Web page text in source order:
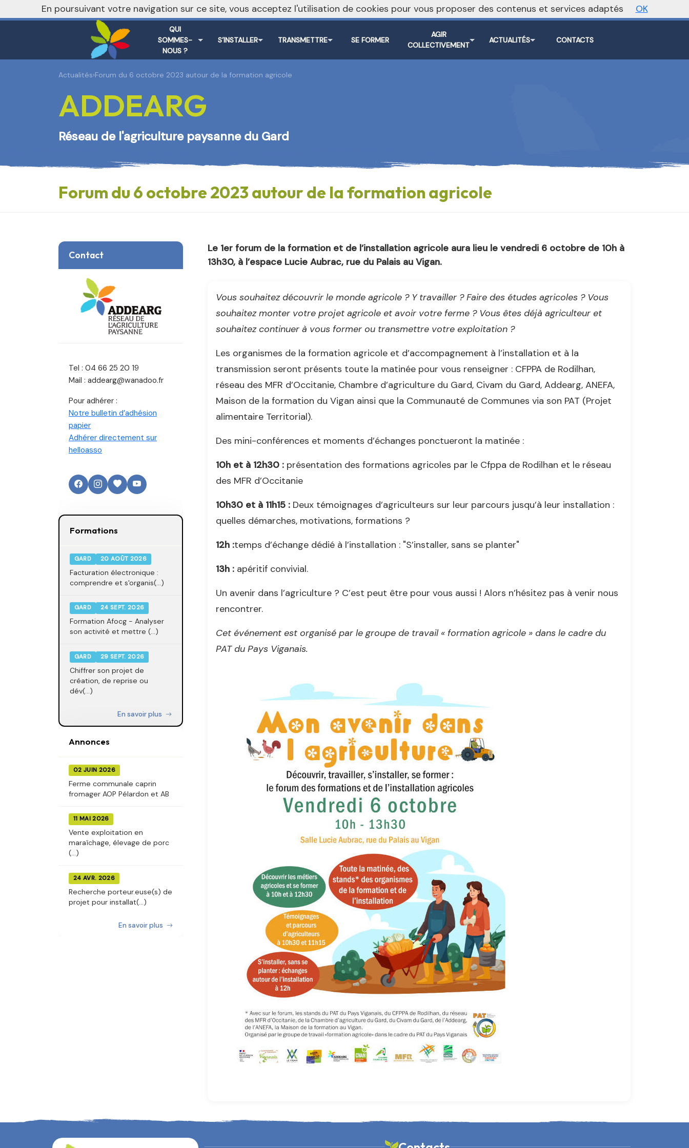
Vers le site national
QUI
SOMMES-
NOUS ?
S’INSTALLER TRANSMETTRE SE FORMER
AGIR
COLLECTIVEMENT
ACTUALITÉS CONTACTS
Actualités›Forum du 6 octobre 2023 autour de la formation agricole
ADDEARG
Réseau de l'agriculture paysanne du Gard
Forum du 6 octobre 2023 autour de la formation agricole
Contact
Tel : 04 66 25 20 19
Mail : addearg@wanadoo.fr
Pour adhérer :
Notre bulletin d’adhésion
papier
Adhérer directement sur
helloasso
Formations
GARD 20 AOÛT 2026
Facturation électronique :
comprendre et s'organis(...)
GARD 24 SEPT. 2026
Formation Afocg - Analyser
son activité et mettre (...)
GARD 29 SEPT. 2026
Chiffrer son projet de
création, de reprise ou
dév(...)
En savoir plus
Annonces
02 JUIN 2026
Ferme communale caprin
fromager AOP Pélardon et AB
11 MAI 2026
Vente exploitation en
maraîchage, élevage de porc
(...)
24 AVR. 2026
Recherche porteur.euse(s) de
projet pour installat(...)
En savoir plus
Le 1er forum de la formation et de l’installation agricole aura lieu le vendredi 6 octobre de 10h à
13h30, à l’espace Lucie Aubrac, rue du Palais au Vigan.
Vous souhaitez découvrir le monde agricole ? Y travailler ? Faire des études agricoles ? Vous
souhaitez monter votre projet agricole et avoir votre ferme ? Vous êtes déjà agriculteur et
souhaitez continuer à vous former ou transmettre votre exploitation ?
Les organismes de la formation agricole et d’accompagnement à l’installation et à la
transmission seront présents toute la matinée pour vous renseigner : CFPPA de Rodilhan,
réseau des MFR d’Occitanie, Chambre d’agriculture du Gard, Civam du Gard, Addearg, ANEFA,
Maison de la formation du Vigan ainsi que la Communauté de Communes via son PAT (Projet
alimentaire Territorial).
Des mini-conférences et moments d’échanges ponctueront la matinée :
10h et à 12h30 : présentation des formations agricoles par le Cfppa de Rodilhan et le réseau
des MFR d’Occitanie
10h30 et à 11h15 : Deux témoignages d’agriculteurs sur leur parcours jusqu’à leur installation :
quelles démarches, motivations, formations ?
12h :temps d’échange dédié à l’installation : "S’installer, sans se planter"
13h : apéritif convivial.
Un avenir dans l’agriculture ? C’est peut être pour vous aussi ! Alors n’hésitez pas à venir nous
rencontrer.
Cet événement est organisé par le groupe de travail « formation agricole » dans le cadre du
PAT du Pays Viganais.
En poursuivant votre navigation sur ce site, vous acceptez l'utilisation de cookies pour vous proposer des contenus et services adaptés OK